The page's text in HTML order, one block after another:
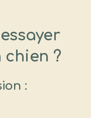
chien ?
: